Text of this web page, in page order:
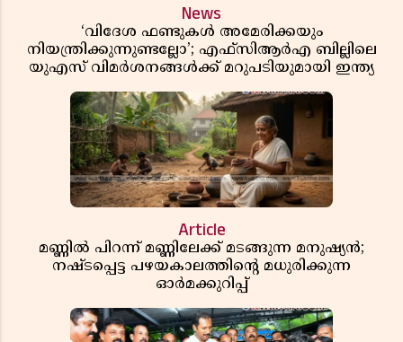
News
‘വിദേശ ഫണ്ടുകൾ അമേരിക്കയും
നിയന്ത്രിക്കുന്നുണ്ടല്ലോ’; എഫ്സിആർഎ ബില്ലിലെ
യുഎസ് വിമർശനങ്ങൾക്ക് മറുപടിയുമായി ഇന്ത്യ
Article
മണ്ണിൽ പിറന്ന് മണ്ണിലേക്ക് മടങ്ങുന്ന മനുഷ്യൻ;
നഷ്ടപ്പെട്ട പഴയകാലത്തിൻ്റെ മധുരിക്കുന്ന
ഓർമക്കുറിപ്പ്